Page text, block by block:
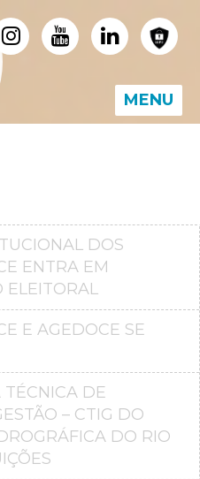
MENU
DOS
ENTRA EM
ELEITORAL
E AGEDOCE SE
DE
– CTIG DO
DO RIO